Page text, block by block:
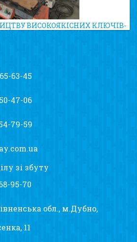
ВИСОКОЯКІСНИХ КЛЮЧІВ-
ТА ГОЛОВОК ДО НИХ
63-45
47-06
79-59
зі збуту
95-70
обл., м.Дубно,
11